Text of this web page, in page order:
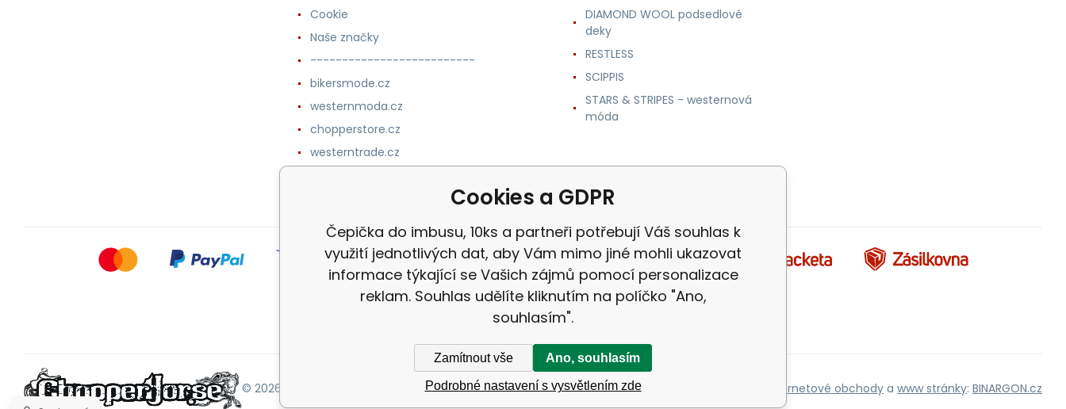
Cookie
Naše značky
--------------------------
bikersmode.cz
westernmoda.cz
chopperstore.cz
westerntrade.cz
DIAMOND WOOL podsedlové
deky
RESTLESS
SCIPPIS
STARS & STRIPES - westernová
móda
© 2026 | Internetové obchody a www stránky: BINARGON.cz
Cookies a GDPR
Čepička do imbusu, 10ks a partneři potřebují Váš souhlas k
využití jednotlivých dat, aby Vám mimo jiné mohli ukazovat
informace týkající se Vašich zájmů pomocí personalizace
reklam. Souhlas udělíte kliknutím na políčko "Ano,
souhlasím".
Zamítnout vše Ano, souhlasím
Podrobné nastavení s vysvětlením zde